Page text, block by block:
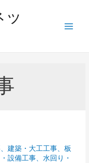
、建築・大工工事、板
設備工事、水回り・